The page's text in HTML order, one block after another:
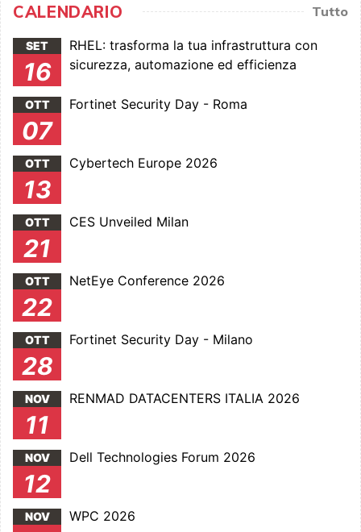
CALENDARIO Tutto
SET
16
RHEL: trasforma la tua infrastruttura con
sicurezza, automazione ed efficienza
OTT
07
Fortinet Security Day - Roma
OTT
13
Cybertech Europe 2026
OTT
21
CES Unveiled Milan
OTT
22
NetEye Conference 2026
OTT
28
Fortinet Security Day - Milano
NOV
11
RENMAD DATACENTERS ITALIA 2026
NOV
12
Dell Technologies Forum 2026
NOV WPC 2026